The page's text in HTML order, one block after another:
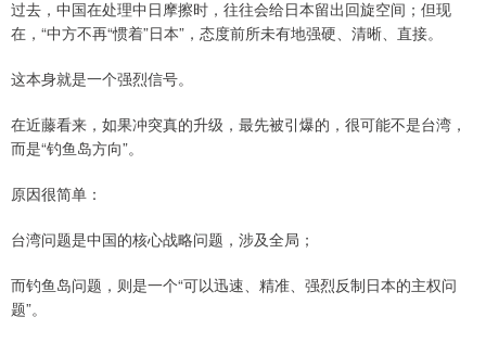
过去，中国在处理中日摩擦时，往往会给日本留出回旋空间；但现
在，“中方不再“惯着”日本”，态度前所未有地强硬、清晰、直接。
这本身就是一个强烈信号。
在近藤看来，如果冲突真的升级，最先被引爆的，很可能不是台湾，
而是“钓鱼岛方向”。
原因很简单：
台湾问题是中国的核心战略问题，涉及全局；
而钓鱼岛问题，则是一个“可以迅速、精准、强烈反制日本的主权问
题”。